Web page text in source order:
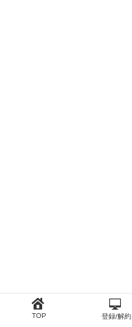
TOP 登録/解約